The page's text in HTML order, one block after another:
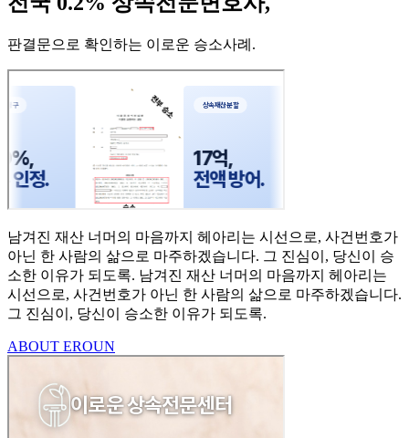
판결문으로 확인하는 이로운 승소사례 .
남겨진 재산 너머의 마음까지 헤아리는 시선으로, 사건번호가
아닌 한 사람의 삶으로 마주하겠습니다. 그 진심이, 당신이 승
소한 이유가 되도록. 남겨진 재산 너머의 마음까지 헤아리는
시선으로, 사건번호가 아닌 한 사람의 삶으로 마주하겠습니다.
그 진심이, 당신이 승소한 이유가 되도록.
ABOUT EROUN